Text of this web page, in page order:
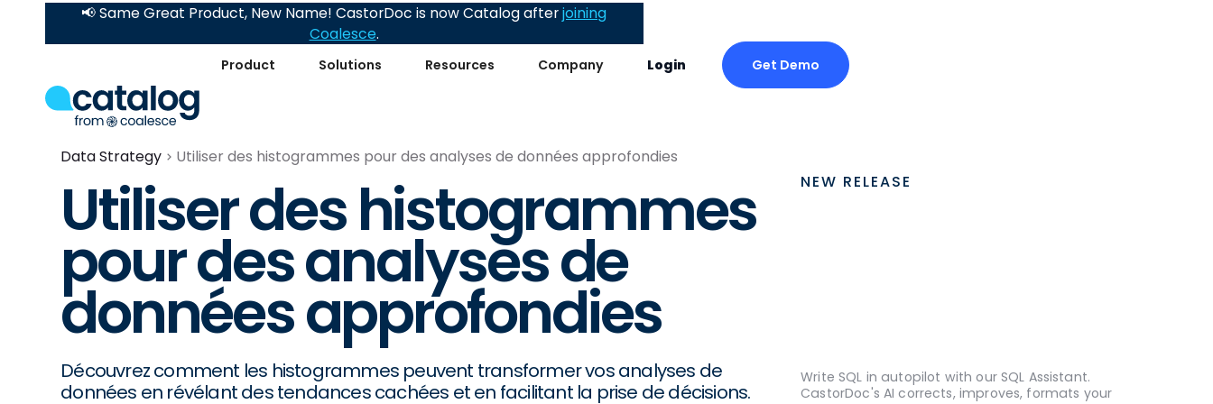
Product Solutions Resources Company Login Get Demo
📢 Same Great Product, New Name! CastorDoc is now Catalog afterjoining
Coalesce.
Data Strategy Utiliser des histogrammes pour des analyses de données approfondies
Utiliser des histogrammes
pour des analyses de
données approfondies
Découvrez comment les histogrammes peuvent transformer vos analyses de
données en révélant des tendances cachées et en facilitant la prise de décisions.
NEW RELEASE
Write SQL in autopilot with our SQL Assistant.
CastorDoc's AI corrects, improves, formats your